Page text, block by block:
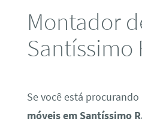
Montador
Santíssimo
Se você está
móveis em Santíssimo